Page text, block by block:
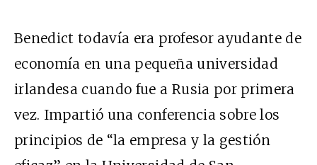
Benedict todavía era profesor ayudante de
economía en una pequeña universidad
irlandesa cuando fue a Rusia por primera
vez. Impartió una conferencia sobre los
principios de “la empresa y la gestión